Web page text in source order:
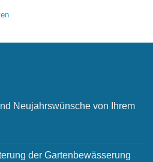
Neujahrswünsche von Ihrem
der Gartenbewässerung